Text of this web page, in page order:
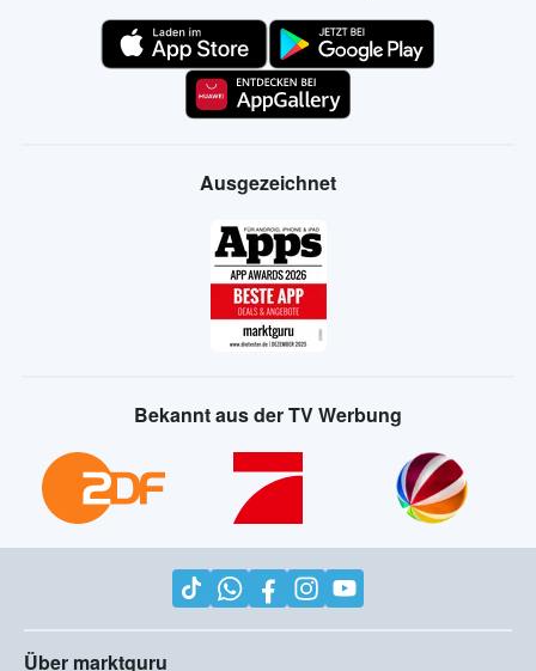
Ausgezeichnet
Bekannt aus der TV Werbung
Über marktguru